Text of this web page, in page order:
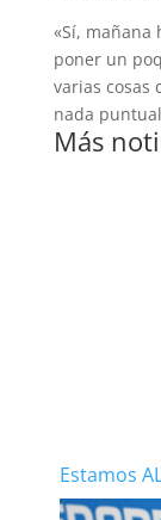
«Sí, mañana
poner un
varias cosas
nada
Más
Estamos